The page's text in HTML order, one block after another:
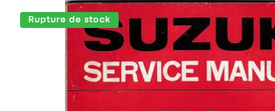
Rupture de stock